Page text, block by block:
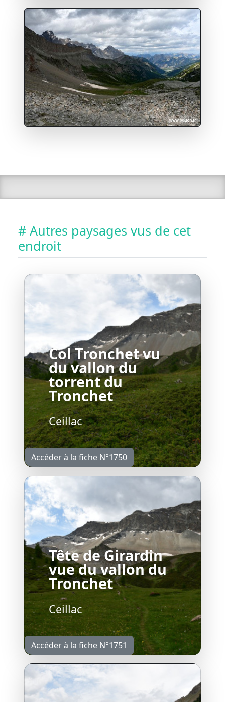
# Autres paysages vus de cet
endroit
Col Tronchet vu
du vallon du
torrent du
Tronchet
Ceillac
Accéder à la fiche N°1750
Tête de Girardin
vue du vallon du
Tronchet
Ceillac
Accéder à la fiche N°1751